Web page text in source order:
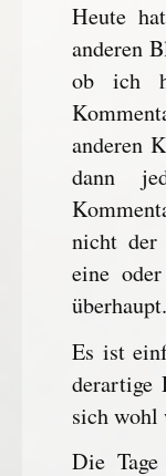
Heute
anderen
ob ich
anderen
dann
nicht der
eine
überhaupt.
Es ist
sich wohl
Die